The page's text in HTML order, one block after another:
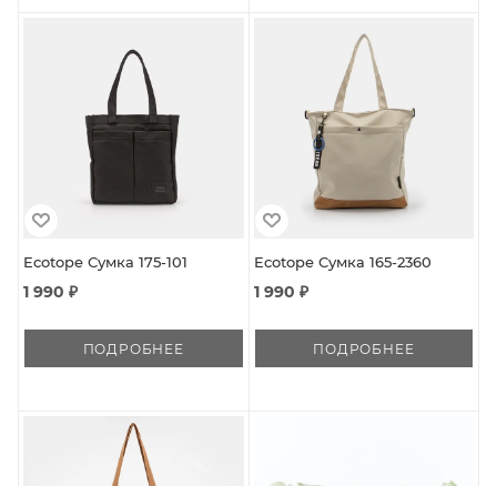
Ecotope Сумка 175-101
1 990 ₽
ПОДРОБНЕЕ
Ecotope Сумка 165-2360
1 990 ₽
ПОДРОБНЕЕ